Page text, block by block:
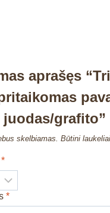
aprašęs
juodas/grafito”
skelbiamas. Būtini
*
*